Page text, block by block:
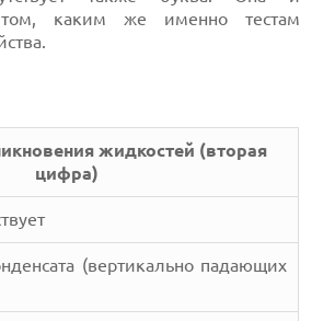
том, каким же именно тестам
жидкостей (вторая
цифра)
(вертикально падающих